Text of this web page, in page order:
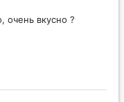
очень вкусно ?